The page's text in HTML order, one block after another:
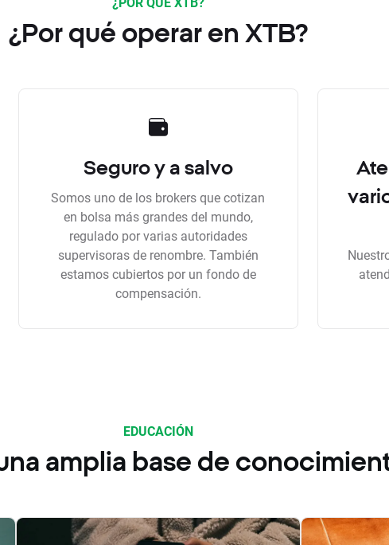
¿Por qué operar en XTB?
Seguro y a salvo
Somos uno de los brokers que cotizan
en bolsa más grandes del mundo,
regulado por varias autoridades
supervisoras de renombre. También
estamos cubiertos por un fondo de
compensación.
EDUCACIÓN
amplia base de